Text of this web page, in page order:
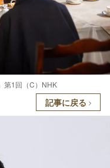
第1回（C）NHK
記事に戻る